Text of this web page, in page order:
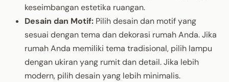
keseimbangan estetika ruangan.
Desain dan Motif: Pilih desain dan motif yang
sesuai dengan tema dan dekorasi rumah Anda. Jika
rumah Anda memiliki tema tradisional, pilih lampu
dengan ukiran yang rumit dan detail. Jika lebih
modern, pilih desain yang lebih minimalis.